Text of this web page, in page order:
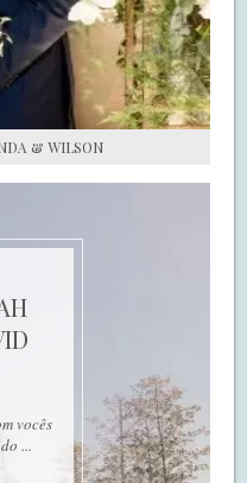
& WILSON
vocês
...